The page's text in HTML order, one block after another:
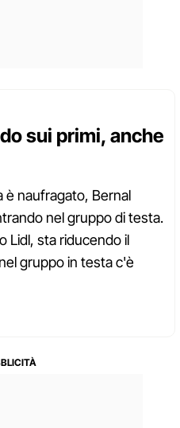
sui primi, anche
è naufragato, Bernal
nel gruppo di testa.
Lidl, sta riducendo il
gruppo in testa c'è